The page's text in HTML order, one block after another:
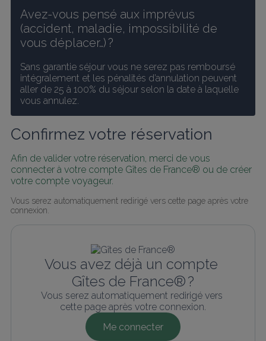
Avez-vous pensé aux imprévus
(accident, maladie, impossibilité de
vous déplacer…) ?
Sans garantie séjour vous ne serez pas remboursé
intégralement et les pénalités d’annulation peuvent
aller de 25 à 100% du séjour selon la date à laquelle
vous annulez.
Confirmez votre réservation
Afin de valider votre réservation, merci de vous
connecter à votre compte Gîtes de France® ou de créer
votre compte voyageur.
Vous serez automatiquement redirigé vers cette page après votre
connexion.
Vous avez déjà un compte
Gîtes de France® ?
Vous serez automatiquement redirigé vers
cette page après votre connexion.
Me connecter